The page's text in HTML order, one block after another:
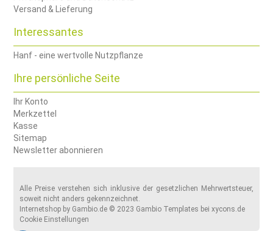
Versand & Lieferung
Interessantes
Hanf - eine wertvolle Nutzpflanze
Ihre persönliche Seite
Ihr Konto
Merkzettel
Kasse
Sitemap
Newsletter abonnieren
Alle Preise verstehen sich inklusive der gesetzlichen Mehrwertsteuer,
soweit nicht anders gekennzeichnet.
Internetshop by Gambio.de © 2023 Gambio Templates beixycons.de
Cookie Einstellungen